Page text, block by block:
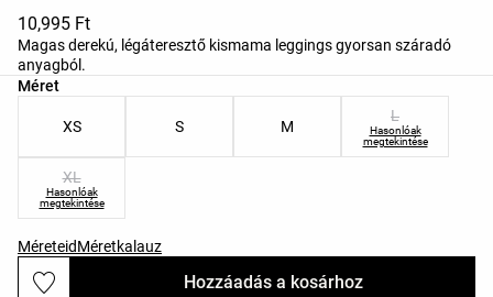
10,995 Ft
Magas derekú, légáteresztő kismama leggings gyorsan száradó
anyagból.
Méret
Termékméretek listája
XS S M
L
Hasonlóak
megtekintése
XL
Hasonlóak
megtekintése
MéreteidMéretkalauz
Hozzáadás a kosárhoz